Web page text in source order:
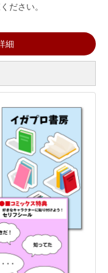
ださい。
細